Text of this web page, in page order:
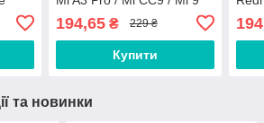
194,65₴ 229 ₴
Купити
та новинки